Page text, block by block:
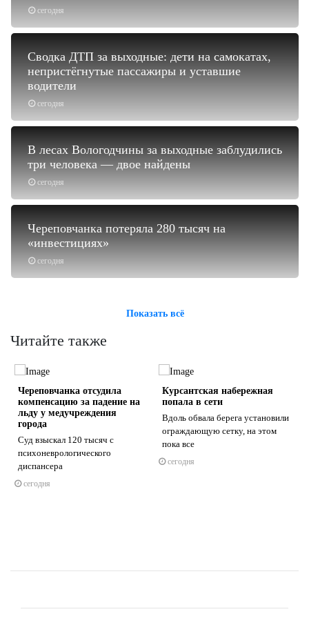
сегодня
сегодня
Сводка ДТП за выходные: дети на самокатах,
непристёгнутые пассажиры и уставшие
водители
сегодня
В лесах Вологодчины за выходные заблудились
три человека — двое найдены
сегодня
Череповчанка потеряла 280 тысяч на
«инвестициях»
Показать всё
Читайте также
Череповчанка отсудила
компенсацию за падение на
льду у медучреждения
города
Суд взыскал 120 тысяч с
психоневрологического
диспансера
сегодня
Курсантская набережная
попала в сети
Вдоль обвала берега установили
ограждающую сетку, на этом
пока все
сегодня